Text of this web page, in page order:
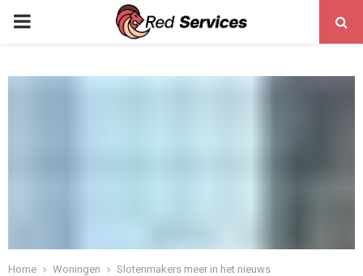
PRIMARY
Home Woningen Slotenmakers meer in het nieuws